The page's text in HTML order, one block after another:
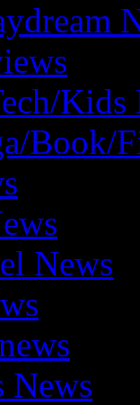
Kids
Book/
News
News